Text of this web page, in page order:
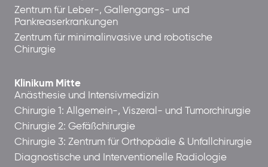
Zentrum für Leber-, Gallengangs- und
Pankreaserkrankungen
Zentrum für minimalinvasive und robotische
Chirurgie
Klinikum Mitte
Anästhesie und Intensivmedizin
Chirurgie 1: Allgemein-, Viszeral- und Tumorchirurgie
Chirurgie 2: Gefäßchirurgie
Chirurgie 3: Zentrum für Orthopädie & Unfallchirurgie
Diagnostische und Interventionelle Radiologie